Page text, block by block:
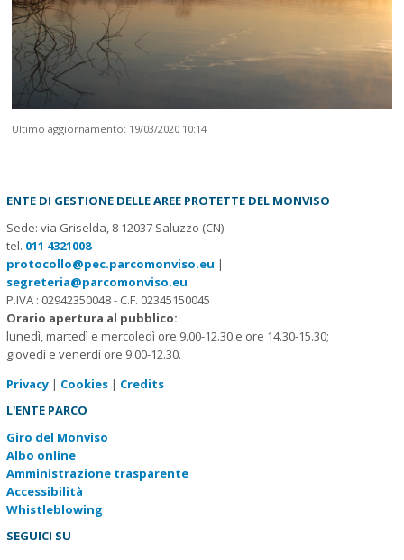
Ultimo aggiornamento: 19/03/2020 10:14
ENTE DI GESTIONE DELLE AREE PROTETTE DEL MONVISO
Sede: via Griselda, 8 12037 Saluzzo (CN)
tel. 011 4321008
protocollo@pec.parcomonviso.eu |
segreteria@parcomonviso.eu
P.IVA : 02942350048 - C.F. 02345150045
Orario apertura al pubblico:
lunedì, martedì e mercoledì ore 9.00-12.30 e ore 14.30-15.30;
giovedì e venerdì ore 9.00-12.30.
Privacy| Cookies| Credits
L'ENTE PARCO
Giro del Monviso
Albo online
Amministrazione trasparente
Accessibilità
Whistleblowing
SEGUICI SU